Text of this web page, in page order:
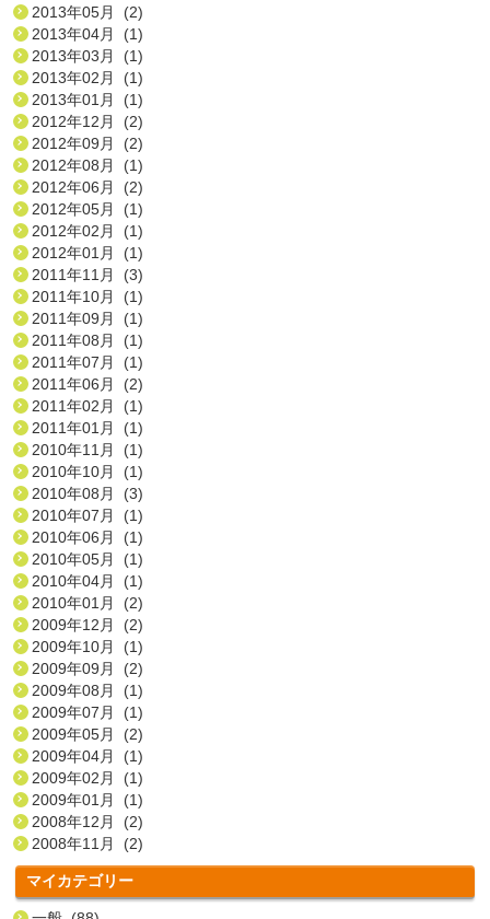
2013年05月 (2)
2013年04月 (1)
2013年03月 (1)
2013年02月 (1)
2013年01月 (1)
2012年12月 (2)
2012年09月 (2)
2012年08月 (1)
2012年06月 (2)
2012年05月 (1)
2012年02月 (1)
2012年01月 (1)
2011年11月 (3)
2011年10月 (1)
2011年09月 (1)
2011年08月 (1)
2011年07月 (1)
2011年06月 (2)
2011年02月 (1)
2011年01月 (1)
2010年11月 (1)
2010年10月 (1)
2010年08月 (3)
2010年07月 (1)
2010年06月 (1)
2010年05月 (1)
2010年04月 (1)
2010年01月 (2)
2009年12月 (2)
2009年10月 (1)
2009年09月 (2)
2009年08月 (1)
2009年07月 (1)
2009年05月 (2)
2009年04月 (1)
2009年02月 (1)
2009年01月 (1)
2008年12月 (2)
2008年11月 (2)
マイカテゴリー